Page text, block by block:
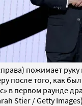
пожимает
после того, как
в первом раунде
Stier / Getty Images)